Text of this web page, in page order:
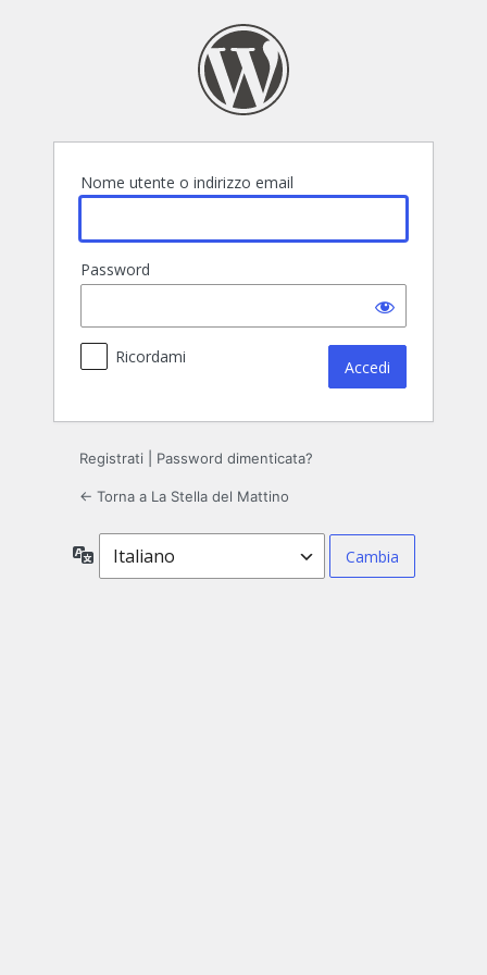
Nome utente o indirizzo email
Password
Ricordami
Registrati Password dimenticata?
← Torna a La Stella del Mattino
Lingua